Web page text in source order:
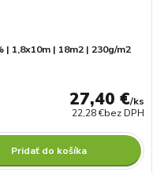
1,8x10m | 18m2 | 230g/m2
27,40 €/ks
22,28 €bez DPH
Pridať do košíka